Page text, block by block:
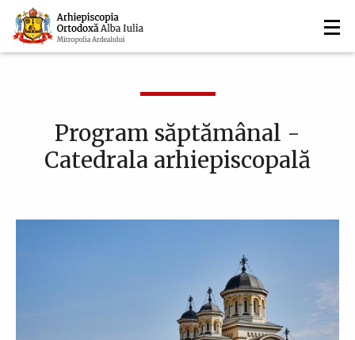
Mergi
la
conţinutul
Navigare
principală
Program săptămânal -
Catedrala arhiepiscopală